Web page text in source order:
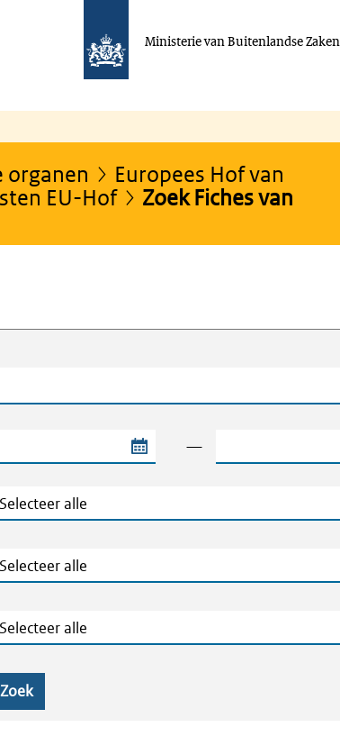
Ministerie van Buitenlandse Zaken
organen
Europees Hof van
EU-Hof
Zoek Fiches van
van de periode — Einddatum van de
Zoek